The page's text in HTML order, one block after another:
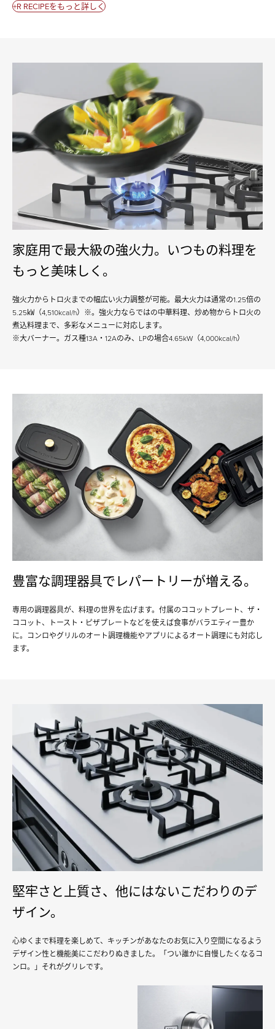
+R RECIPEをもっと詳しく
家庭用で最大級の強火力。いつもの料理を
もっと美味しく。
強火力からトロ火までの幅広い火力調整が可能。最大火力は通常の1.25倍の
5.25㎾（4,510kcal/h）※。強火力ならではの中華料理、炒め物からトロ火の
煮込料理まで、多彩なメニューに対応します。
※大バーナー。ガス種13A・12Aのみ、LPの場合4.65kW（4,000kcal/h）
豊富な調理器具でレパートリーが増える。
専用の調理器具が、料理の世界を広げます。付属のココットプレート、ザ・
ココット、トースト・ピザプレートなどを使えば食事がバラエティー豊か
に。コンロやグリルのオート調理機能やアプリによるオート調理にも対応し
ます。
堅牢さと上質さ、他にはないこだわりのデ
ザイン。
心ゆくまで料理を楽しめて、キッチンがあなたのお気に入り空間になるよう
デザイン性と機能美にこだわりぬきました。「つい誰かに自慢したくなるコ
ンロ。」それがグリレです。